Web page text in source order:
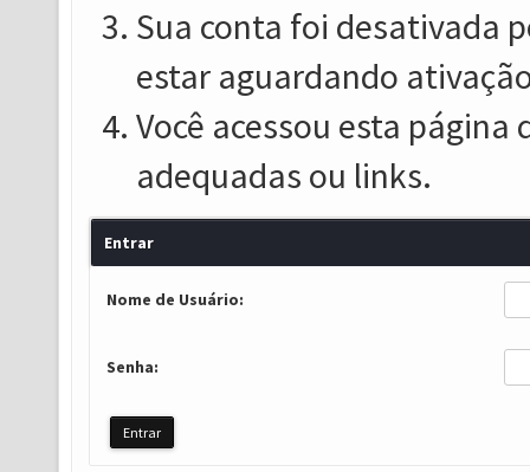
Sua conta foi desativada
estar aguardando
Você acessou esta
adequadas ou links.
Entrar
Nome de Usuário:
Senha: